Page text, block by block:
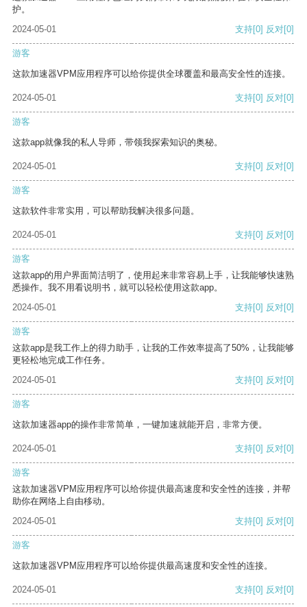
护。
2024-05-01
支持[0] 反对[0]
游客
这款加速器VPM应用程序可以给你提供全球覆盖和最高安全性的连接。
2024-05-01 支持[0] 反对[0]
游客
这款app就像我的私人导师，带领我探索知识的奥秘。
2024-05-01 支持[0] 反对[0]
游客
这款软件非常实用，可以帮助我解决很多问题。
2024-05-01 支持[0] 反对[0]
游客
这款app的用户界面简洁明了，使用起来非常容易上手，让我能够快速熟
悉操作。我不用看说明书，就可以轻松使用这款app。
2024-05-01
支持[0] 反对[0]
游客
这款app是我工作上的得力助手，让我的工作效率提高了50%，让我能够
更轻松地完成工作任务。
2024-05-01
支持[0] 反对[0]
游客
这款加速器app的操作非常简单，一键加速就能开启，非常方便。
2024-05-01 支持[0] 反对[0]
游客
这款加速器VPM应用程序可以给你提供最高速度和安全性的连接，并帮
助你在网络上自由移动。
2024-05-01
支持[0] 反对[0]
游客
这款加速器VPM应用程序可以给你提供最高速度和安全性的连接。
2024-05-01 支持[0] 反对[0]